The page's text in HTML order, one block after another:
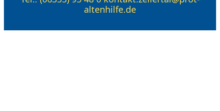
altenhilfe.de